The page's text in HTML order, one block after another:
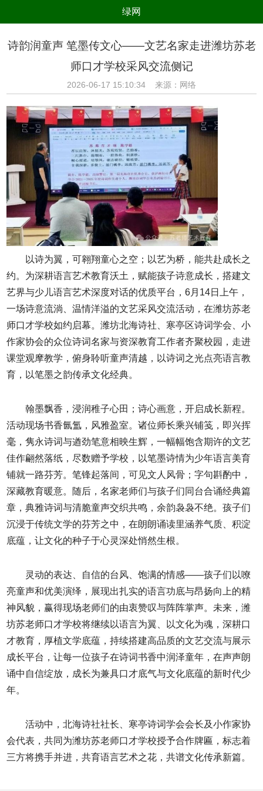
绿网
美食 健康
电器 数码
时尚 家居 新技术 新能源
环境保护 节能减排 绿色产业 污染防治
诗韵润童声 笔墨传文心——文艺名家走进潍坊苏老
师口才学校采风交流侧记
2026-06-17 15:10:34 来源：网络
以诗为翼，可翱翔童心之空；以艺为桥，能共赴成长之
约。为深耕语言艺术教育沃土，赋能孩子诗意成长，搭建文
艺界与少儿语言艺术深度对话的优质平台，6月14日上午，
一场诗意流淌、温情洋溢的文艺采风交流活动，在潍坊苏老
师口才学校如约启幕。潍坊北海诗社、寒亭区诗词学会、小
作家协会的众位诗词名家与资深教育工作者齐聚校园，走进
课堂观摩教学，俯身聆听童声清越，以诗词之光点亮语言教
育，以笔墨之韵传承文化经典。
翰墨飘香，浸润稚子心田；诗心画意，开启成长新程。
活动现场书香氤氲，风雅盈室。诸位师长乘兴铺笺，即兴挥
毫，隽永诗词与遒劲笔意相映生辉，一幅幅饱含期许的文艺
佳作翩然落纸，尽数赠予学校，以笔墨诗情为少年语言美育
铺就一路芬芳。笔锋起落间，可见文人风骨；字句斟酌中，
深藏教育暖意。随后，名家老师们与孩子们同台合诵经典篇
章，典雅诗词与清脆童声交织共鸣，余韵袅袅不绝。孩子们
沉浸于传统文学的芬芳之中，在朗朗诵读里涵养气质、积淀
底蕴，让文化的种子于心灵深处悄然生根。
灵动的表达、自信的台风、饱满的情感——孩子们以嘹
亮童声和优美演绎，展现出扎实的语言功底与昂扬向上的精
神风貌，赢得现场老师们的由衷赞叹与阵阵掌声。未来，潍
坊苏老师口才学校将继续以语言为翼、以文化为魂，深耕口
才教育，厚植文学底蕴，持续搭建高品质的文艺交流与展示
成长平台，让每一位孩子在诗词书香中润泽童年，在声声朗
诵中自信绽放，成长为兼具口才底气与文化底蕴的新时代少
年。
活动中，北海诗社社长、寒亭诗词学会会长及小作家协
会代表，共同为潍坊苏老师口才学校授予合作牌匾，标志着
三方将携手并进，共育语言艺术之花，共谱文化传承新篇。